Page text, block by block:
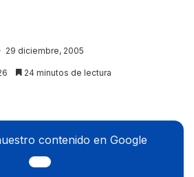
29 diciembre, 2005
24 minutos de lectura
contenido en Google